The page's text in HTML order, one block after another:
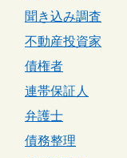
聞き込み調査
不動産投資家
債権者
連帯保証人
弁護士
債務整理